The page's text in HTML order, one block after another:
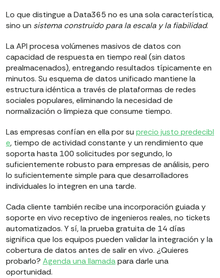
Lo que distingue a Data365 no es una sola característica,
sino un sistema construido para la escala y la fiabilidad.
La API procesa volúmenes masivos de datos con
capacidad de respuesta en tiempo real (sin datos
prealmacenados), entregando resultados típicamente en
minutos. Su esquema de datos unificado mantiene la
estructura idéntica a través de plataformas de redes
sociales populares, eliminando la necesidad de
normalización o limpieza que consume tiempo.
Las empresas confían en ella por su precio justo predecibl
e, tiempo de actividad constante y un rendimiento que
soporta hasta 100 solicitudes por segundo, lo
suficientemente robusto para empresas de análisis, pero
lo suficientemente simple para que desarrolladores
individuales lo integren en una tarde.
Cada cliente también recibe una incorporación guiada y
soporte en vivo receptivo de ingenieros reales, no tickets
automatizados. Y sí, la prueba gratuita de 14 días
significa que los equipos pueden validar la integración y la
cobertura de datos antes de salir en vivo. ¿Quieres
probarlo? Agenda una llamadapara darle una
oportunidad.